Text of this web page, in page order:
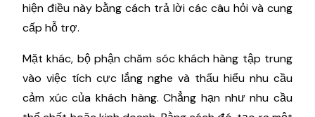
hiện điều này bằng cách trả lời các câu hỏi và cung
cấp hỗ trợ.
Mặt khác, bộ phận chăm sóc khách hàng tập trung
vào việc tích cực lắng nghe và thấu hiểu nhu cầu
cảm xúc của khách hàng. Chẳng hạn như nhu cầu